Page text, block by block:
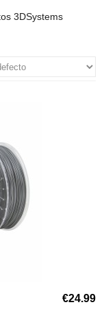
3DSystems
€24.99